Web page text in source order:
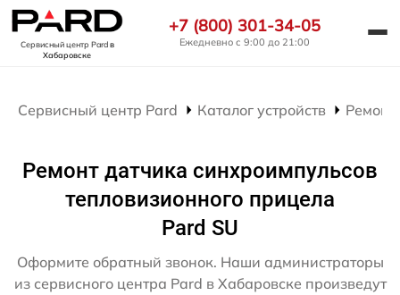
Сервисный центр Pardв
Хабаровске
+7 (800) 301-34-05
Ежедневно с 9:00 до 21:00
Сервисный центр Pard Каталог устройств
Ремонт датчика синхроимпульсов
тепловизионного прицела
Pard SU
Оформите обратный звонок. Наши администраторы
из сервисного центра Pard в Хабаровске произведут